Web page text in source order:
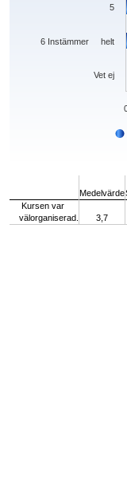
Vet ej
6 Instämmer helt
5
Medelvärde
Kursen var
välorganiserad.
3,7